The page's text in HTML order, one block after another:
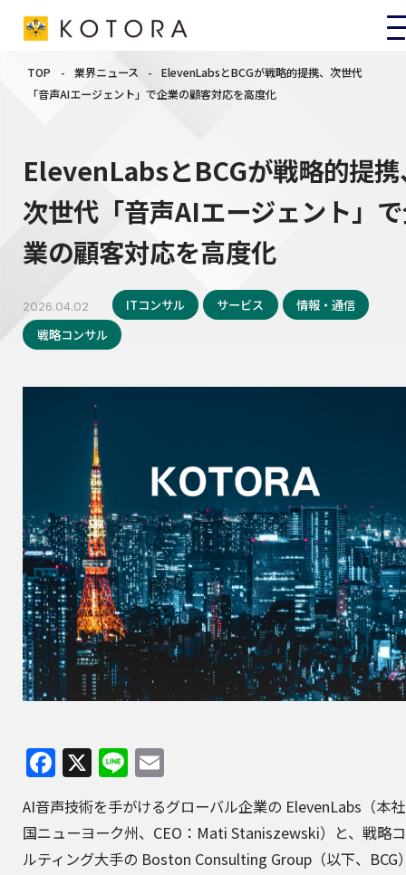
TOP - 業界ニュース -
ElevenLabsとBCGが戦略的提携、次世代
「音声AIエージェント」で企業の顧客対応を高度化
ElevenLabsとBCGが戦略的提
次世代「音声AIエージェント」
業の顧客対応を高度化
2026.04.02 ITコンサル サービス
情報・通信
戦略コンサル
Facebook
X Line
AI音声技術を手がけるグローバル企業の ElevenLabs （本
国ニューヨーク州、CEO：Mati Staniszewski）と、戦略
ルティング大手の Boston Consulting Group （以下、